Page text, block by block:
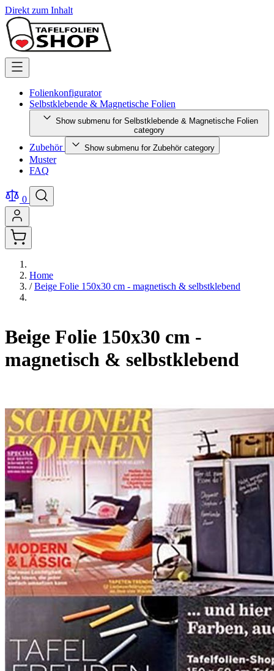
Direkt zum Inhalt
Folienkonfigurator
Selbstklebende & Magnetische Folien
Show submenu for Selbstklebende & Magnetische Folien
category
Zubehör Show submenu for Zubehör category
Muster
FAQ
0
Home
/ Beige Folie 150x30 cm - magnetisch & selbstklebend
Beige Folie 150x30 cm -
magnetisch & selbstklebend